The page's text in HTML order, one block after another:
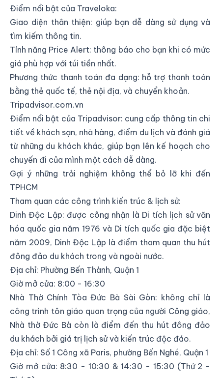
Điểm nổi bật của Traveloka:
Giao diện thân thiện: giúp bạn dễ dàng sử dụng và
tìm kiếm thông tin.
Tính năng Price Alert: thông báo cho bạn khi có mức
giá phù hợp với túi tiền nhất.
Phương thức thanh toán đa dạng: hỗ trợ thanh toán
bằng thẻ quốc tế, thẻ nội địa, và chuyển khoản.
Tripadvisor.com.vn
Điểm nổi bật của Tripadvisor: cung cấp thông tin chi
tiết về khách sạn, nhà hàng, điểm du lịch và đánh giá
từ những du khách khác, giúp bạn lên kế hoạch cho
chuyến đi của mình một cách dễ dàng.
Gợi ý những trải nghiệm không thể bỏ lỡ khi đến
TPHCM
Tham quan các công trình kiến trúc & lịch sử:
Dinh Độc Lập: được công nhận là Di tích lịch sử văn
hóa quốc gia năm 1976 và Di tích quốc gia đặc biệt
năm 2009, Dinh Độc Lập là điểm tham quan thu hút
đông đảo du khách trong và ngoài nước.
Địa chỉ: Phường Bến Thành, Quận 1
Giờ mở cửa: 8:00 - 16:30
Nhà Thờ Chính Tòa Đức Bà Sài Gòn: không chỉ là
công trình tôn giáo quan trọng của người Công giáo,
Nhà thờ Đức Bà còn là điểm đến thu hút đông đảo
du khách bởi giá trị lịch sử và kiến trúc độc đáo.
Địa chỉ: Số 1 Công xã Paris, phường Bến Nghé, Quận 1
Giờ mở cửa: 8:30 - 10:30 & 14:30 - 15:30 (Thứ 2 -